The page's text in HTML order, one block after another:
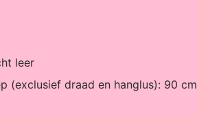
leer
(exclusief draad en hanglus): 90 cm